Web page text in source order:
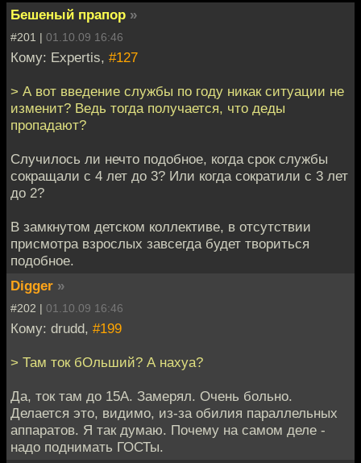
Бешеный прапор »
#201 | 01.10.09 16:46
Кому: Expertis, #127
> А вот введение службы по году никак ситуации не
изменит? Ведь тогда получается, что деды
пропадают?
Случилось ли нечто подобное, когда срок службы
сокращали с 4 лет до 3? Или когда сократили с 3 лет
до 2?
В замкнутом детском коллективе, в отсутствии
присмотра взрослых завсегда будет твориться
подобное.
Digger »
#202 | 01.10.09 16:46
Кому: drudd, #199
> Там ток бОльший? А нахуа?
Да, ток там до 15А. Замерял. Очень больно.
Делается это, видимо, из-за обилия параллельных
аппаратов. Я так думаю. Почему на самом деле -
надо поднимать ГОСТы.